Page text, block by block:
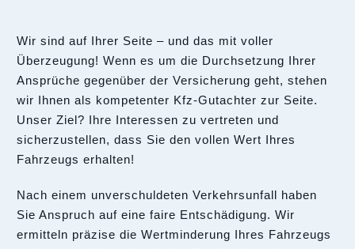
Wir sind auf Ihrer Seite – und das mit voller
Überzeugung! Wenn es um die Durchsetzung Ihrer
Ansprüche gegenüber der Versicherung geht, stehen
wir Ihnen als kompetenter Kfz-Gutachter zur Seite.
Unser Ziel? Ihre Interessen zu vertreten und
sicherzustellen, dass Sie den vollen Wert Ihres
Fahrzeugs erhalten!
Nach einem unverschuldeten Verkehrsunfall haben
Sie Anspruch auf eine faire Entschädigung. Wir
ermitteln präzise die Wertminderung Ihres Fahrzeugs